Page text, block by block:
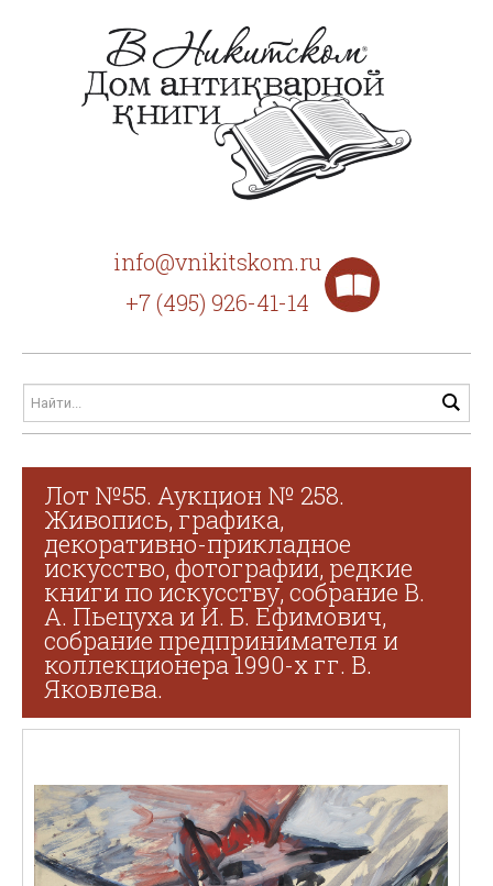
info@vnikitskom.ru
+7 (495) 926-41-14
Лот №55. Аукцион № 258.
Живопись, графика,
декоративно-прикладное
искусство, фотографии, редкие
книги по искусству, собрание В.
А. Пьецуха и И. Б. Ефимович,
собрание предпринимателя и
коллекционера 1990-х гг. В.
Яковлева.